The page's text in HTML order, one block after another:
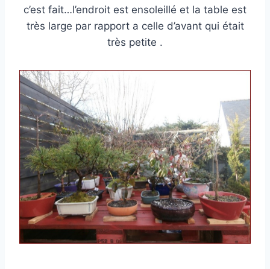
c’est fait…l’endroit est ensoleillé et la table est
très large par rapport a celle d’avant qui était
très petite .